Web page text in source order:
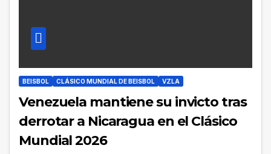
BEISBOL CLÁSICO MUNDIAL DE BEISBOL VZLA
Venezuela mantiene su invicto tras
derrotar a Nicaragua en el Clásico
Mundial 2026